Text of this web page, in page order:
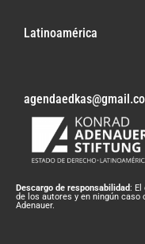
Latinoamérica
Descargo de responsabilidad: El
de los autores y en ningún caso
Adenauer.